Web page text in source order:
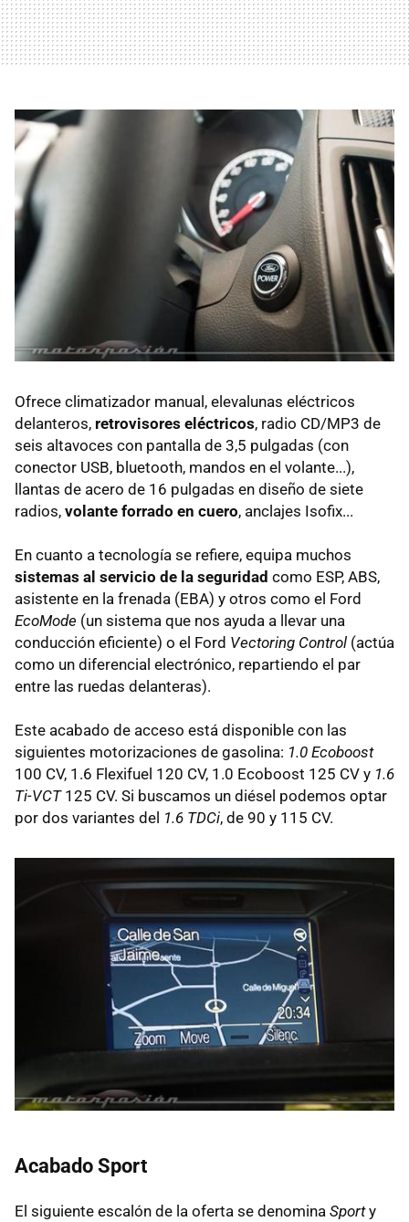
Ofrece climatizador manual, elevalunas eléctricos
delanteros, retrovisores eléctricos, radio CD/MP3 de
seis altavoces con pantalla de 3,5 pulgadas (con
conector USB, bluetooth, mandos en el volante...),
llantas de acero de 16 pulgadas en diseño de siete
radios, volante forrado en cuero, anclajes Isofix...
En cuanto a tecnología se refiere, equipa muchos
sistemas al servicio de la seguridad como ESP, ABS,
asistente en la frenada (EBA) y otros como el Ford
EcoMode (un sistema que nos ayuda a llevar una
conducción eficiente) o el Ford Vectoring Control (actúa
como un diferencial electrónico, repartiendo el par
entre las ruedas delanteras).
Este acabado de acceso está disponible con las
siguientes motorizaciones de gasolina: 1.0 Ecoboost
100 CV, 1.6 Flexifuel 120 CV, 1.0 Ecoboost 125 CV y 1.6
Ti-VCT125 CV. Si buscamos un diésel podemos optar
por dos variantes del 1.6 TDCi, de 90 y 115 CV.
Acabado Sport
El siguiente escalón de la oferta se denomina Sporty